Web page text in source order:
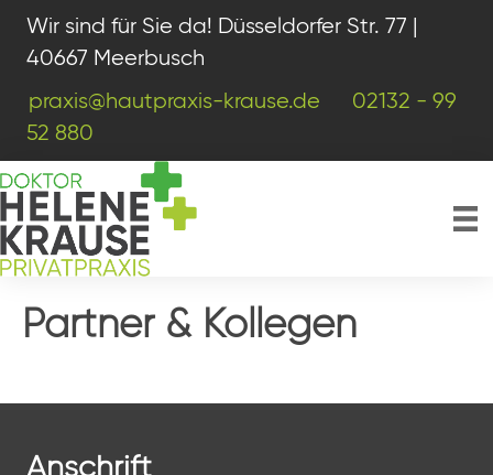
Wir sind für Sie da! Düsseldorfer Str. 77 |
40667 Meerbusch
praxis@hautpraxis-krause.de
02132 - 99
52 880
Partner & Kollegen
Anschrift